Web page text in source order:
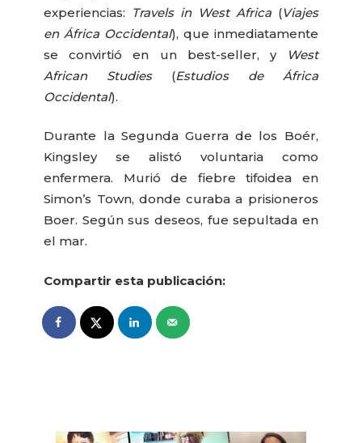
experiencias: Travels in West Africa(Viajes
en África Occidental), que inmediatamente
se convirtió en un best-seller, y
West
African Studies(Estudios de África
Occidental).
Durante la Segunda Guerra de los Boér,
Kingsley se alistó voluntaria como
enfermera. Murió de fiebre tifoidea en
Simon’s Town, donde curaba a prisioneros
Boer. Según sus deseos, fue sepultada en
el mar.
Compartir esta publicación: